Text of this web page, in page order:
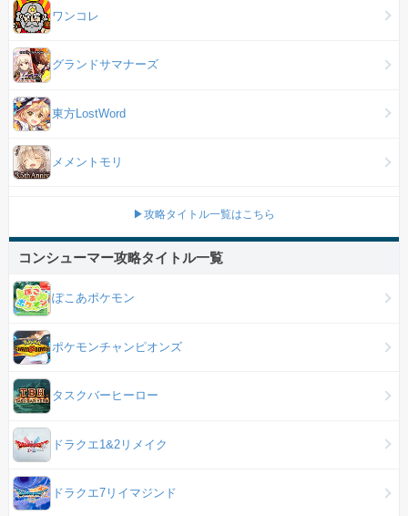
ワンコレ
グランドサマナーズ
東方LostWord
メメントモリ
▶攻略タイトル一覧はこちら
コンシューマー攻略タイトル一覧
ぽこあポケモン
ポケモンチャンピオンズ
タスクバーヒーロー
ドラクエ1&2リメイク
ドラクエ7リイマジンド